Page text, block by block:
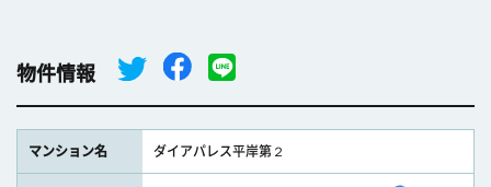
物件情報
マンション名 ダイアパレス平岸第２